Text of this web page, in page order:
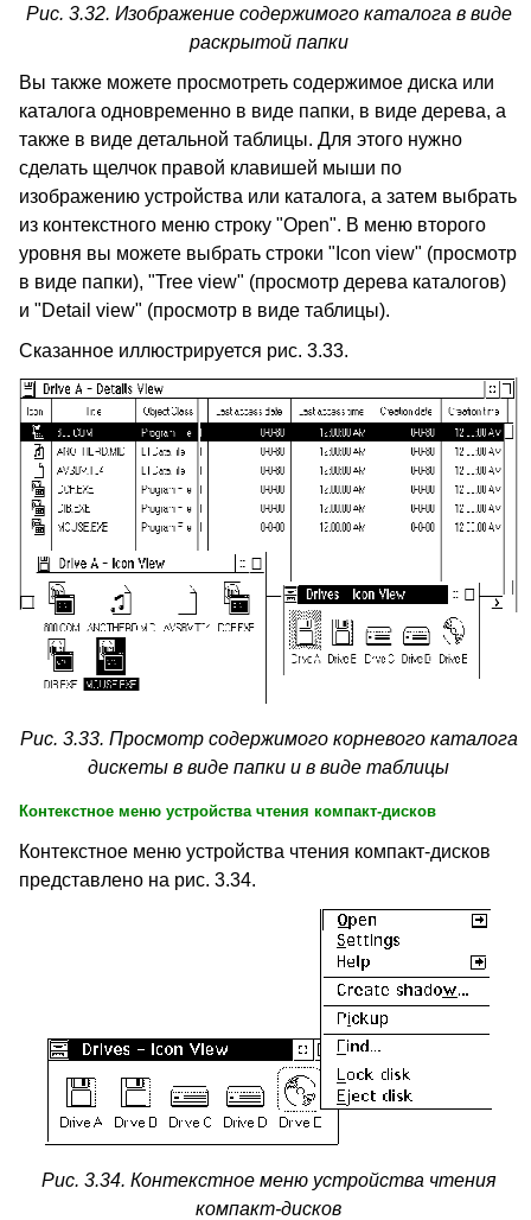
Рис. 3.32. Изображение содержимого каталога в виде
раскрытой папки
Вы также можете просмотреть содержимое диска или
каталога одновременно в виде папки, в виде дерева, а
также в виде детальной таблицы. Для этого нужно
сделать щелчок правой клавишей мыши по
изображению устройства или каталога, а затем выбрать
из контекстного меню строку "Open". В меню второго
уровня вы можете выбрать строки "Icon view" (просмотр
в виде папки), "Tree view" (просмотр дерева каталогов)
и "Detail view" (просмотр в виде таблицы).
Сказанное иллюстрируется рис. 3.33.
Рис. 3.33. Просмотр содержимого корневого каталога
дискеты в виде папки и в виде таблицы
Контекстное меню устройства чтения компакт-дисков
Контекстное меню устройства чтения компакт-дисков
представлено на рис. 3.34.
Рис. 3.34. Контекстное меню устройства чтения
компакт-дисков